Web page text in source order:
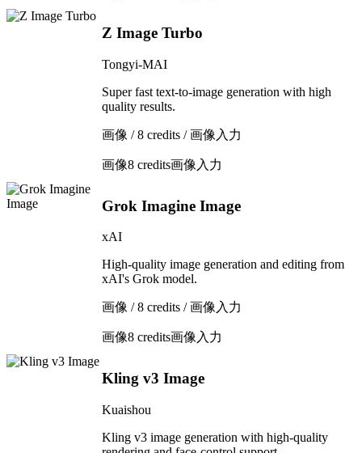
Z Image Turbo
Tongyi-MAI
Super fast text-to-image generation with high
quality results.
画像 / 8 credits / 画像入力
画像8 credits画像入力
Grok Imagine Image
xAI
High-quality image generation and editing from
xAI's Grok model.
画像 / 8 credits / 画像入力
画像8 credits画像入力
Kling v3 Image
Kuaishou
Kling v3 image generation with high-quality